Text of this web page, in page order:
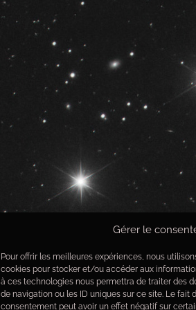
Gérer le
Pour offrir les meilleures expériences, nous
cookies pour stocker et/ou accéder aux
à ces technologies nous permettra de traiter des
de navigation ou les ID uniques sur ce site. Le fait
consentement peut avoir un effet négatif sur